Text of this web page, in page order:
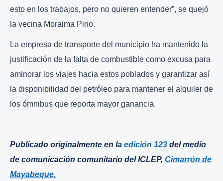
esto en los trabajos, pero no quieren entender”, se quejó
la vecina Moraima Pino.
La empresa de transporte del municipio ha mantenido la
justificación de la falta de combustible como excusa para
aminorar los viajes hacia estos poblados y garantizar así
la disponibilidad del petróleo para mantener el alquiler de
los ómnibus que reporta mayor ganancia.
Publicado originalmente en la edición 123 del medio
de comunicación comunitario del ICLEP, Cimarrón de
Mayabeque.